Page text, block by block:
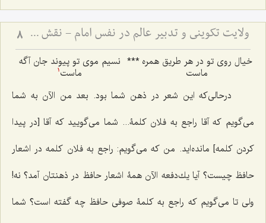
ولایت تکوینی و تدبیر عالم در نفس امام - نقش واسطه‌های ملکوتی در مدیریت جهان و اختیار انسان 8
خیال روى تو در هر طریق همره
ماست
*** نسیم موى تو پیوند جان آگه
ماست 1
‌درحالى‌كه این شعر در ذهن شما بود. بعد من الآن به شما
مى‌گویم که آقا راجع به فلان كلمۀ... شما می‌گویید که آقا [در پیدا
کردن کلمه] مانده‌اید. من که می‌گویم: راجع به فلان کلمه در اشعار
حافظ چیست؟ آیا یك‌دفعه الآن همۀ اشعار حافظ در ذهنتان آمد؟ نه!
ولی تا مى‌گویم که راجع به كلمۀ صوفى حافظ چه گفته است؟ شما